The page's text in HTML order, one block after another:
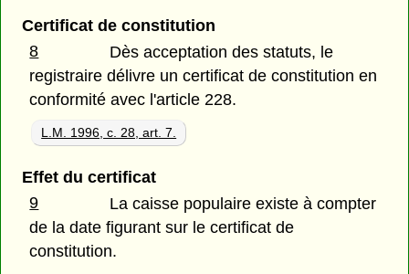
Certificat de constitution
8
Dès acceptation des statuts, le
registraire délivre un certificat de constitution en
conformité avec l'article 228.
L.M. 1996, c. 28, art. 7.
Effet du certificat
9
La caisse populaire existe à compter
de la date figurant sur le certificat de
constitution.